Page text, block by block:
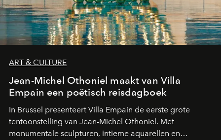
ART & CULTURE
Jean-Michel Othoniel maakt van Villa
Empain een poëtisch reisdagboek
In Brussel presenteert Villa Empain de eerste grote
tentoonstelling van Jean-Michel Othoniel. Met
monumentale sculpturen, intieme aquarellen en